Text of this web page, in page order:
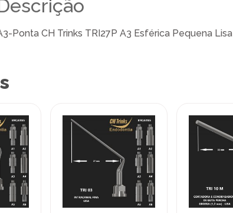
Ponta CH Trinks TRI27P A3 Esférica Pequena Lisa